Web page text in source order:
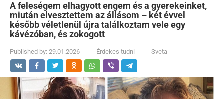
A feleségem elhagyott engem és a gyerekeinket,
miután elvesztettem az állásom – két évvel
később véletlenül újra találkoztam vele egy
kávézóban, és zokogott
Published by: 29.01.2026 Érdekes tudni Sveta